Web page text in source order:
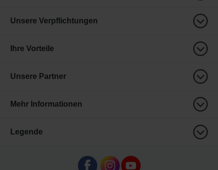
Unsere Verpflichtungen
Ihre Vorteile
Unsere Partner
Mehr Informationen
Legende